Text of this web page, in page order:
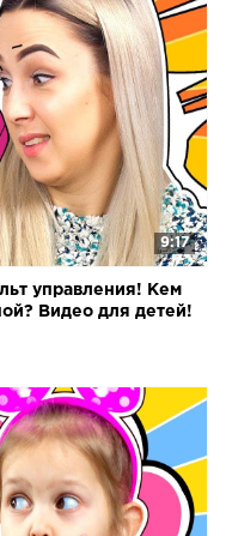
9:17
управления! Кем
Видео для детей!